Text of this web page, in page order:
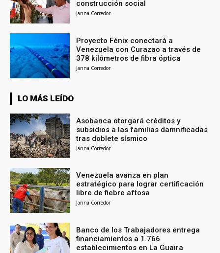
construcción social
Janna Corredor
Proyecto Fénix conectará a
Venezuela con Curazao a través de
378 kilómetros de fibra óptica
Janna Corredor
LO MÁS LEÍDO
Asobanca otorgará créditos y
subsidios a las familias damnificadas
tras doblete sísmico
Janna Corredor
Venezuela avanza en plan
estratégico para lograr certificación
libre de fiebre aftosa
Janna Corredor
Banco de los Trabajadores entrega
financiamientos a 1.766
establecimientos en La Guaira